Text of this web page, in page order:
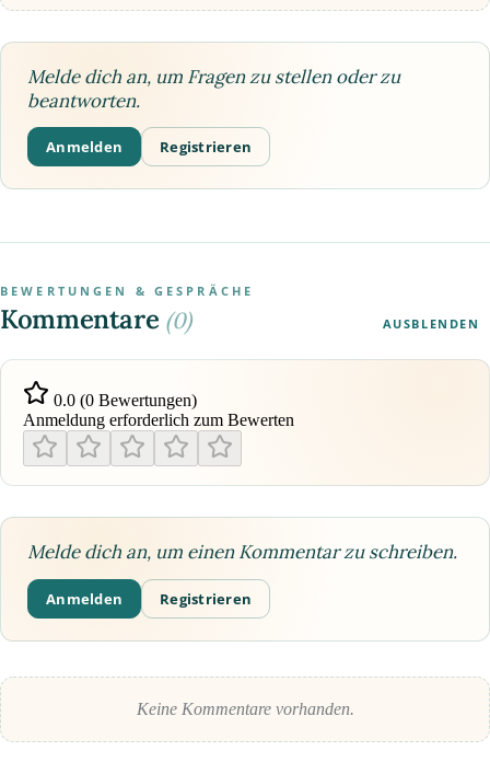
Melde dich an, um Fragen zu stellen oder zu
beantworten.
Anmelden Registrieren
BEWERTUNGEN & GESPRÄCHE
Kommentare (0) AUSBLENDEN
0.0 (0 Bewertungen)
Anmeldung erforderlich zum Bewerten
Melde dich an, um einen Kommentar zu schreiben.
Anmelden Registrieren
Keine Kommentare vorhanden.